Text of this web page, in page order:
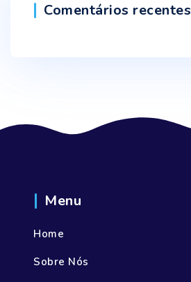
Comentários recentes
Menu
Home
Sobre Nós